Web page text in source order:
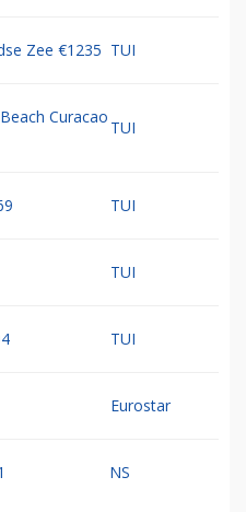
Zee €1235 TUI
Curacao
TUI
TUI
TUI
TUI
Eurostar
NS